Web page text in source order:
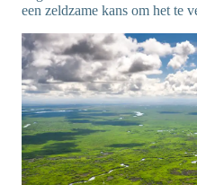
een zeldzame kans om het te